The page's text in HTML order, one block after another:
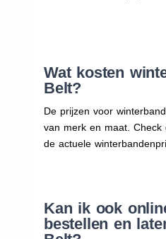
Wat kosten
Belt?
De prijzen voor
van merk en maat. Check
de actuele
Kan ik ook
bestellen en